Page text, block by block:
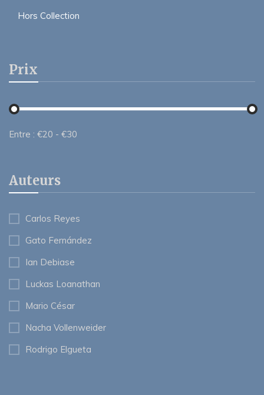
Hors Collection
Prix
Entre : €20 - €30
Auteurs
Carlos Reyes
Gato Fernández
Ian Debiase
Luckas Loanathan
Mario César
Nacha Vollenweider
Rodrigo Elgueta